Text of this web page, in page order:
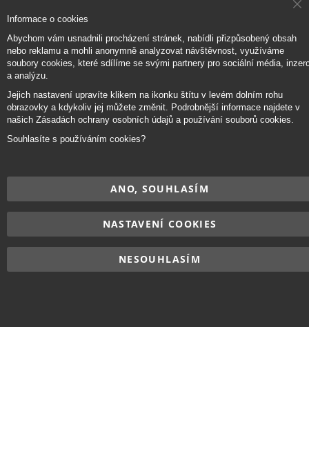
Přihlásit odběr
Copyright © 2017–2026BRIDGE Academy, Všechna práva vyhrazena.
Informace o cookies
Abychom vám usnadnili procházení stránek, nabídli přizpůsobený obsah
nebo reklamu a mohli anonymně analyzovat návštěvnost, využíváme
soubory cookies, které sdílíme se svými partnery pro sociální média,
a analýzu.
Jejich nastavení upravíte klikem na ikonku štítu v levém dolním rohu
obrazovky a kdykoliv jej můžete změnit. Podrobnější informace najdete v
našich Zásadách ochrany osobních údajů a používání souborů cookies.
Souhlasíte s používáním cookies?
ANO, SOUHLASÍM
NASTAVENÍ COOKIES
NESOUHLASÍM